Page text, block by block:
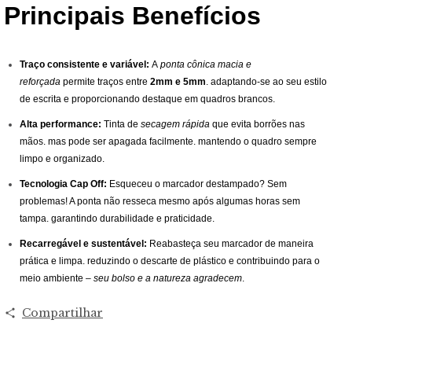
Principais Benefícios
Traço consistente e variável: A ponta cônica macia e
reforçada permite traços entre 2mm e 5mm . adaptando-se ao seu estilo
de escrita e proporcionando destaque em quadros brancos.
Alta performance: Tinta de secagem rápida que evita borrões nas
mãos. mas pode ser apagada facilmente. mantendo o quadro sempre
limpo e organizado.
Tecnologia Cap Off: Esqueceu o marcador destampado? Sem
problemas! A ponta não resseca mesmo após algumas horas sem
tampa. garantindo durabilidade e praticidade.
Recarregável e sustentável: Reabasteça seu marcador de maneira
prática e limpa. reduzindo o descarte de plástico e contribuindo para o
meio ambiente – seu bolso e a natureza agradecem
Compartilhar